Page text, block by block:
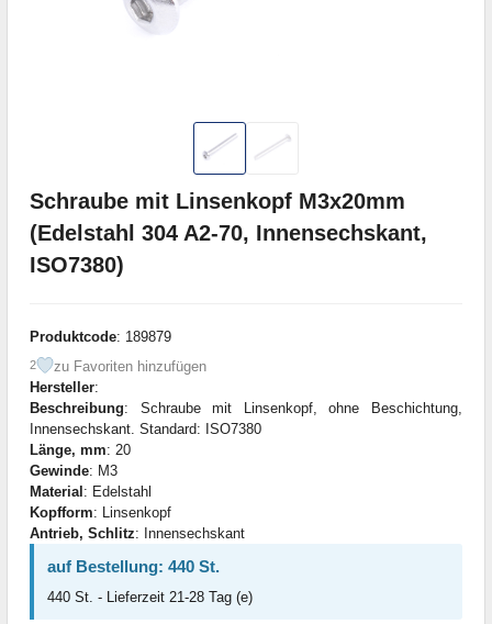
Schraube mit Linsenkopf M3x20mm
(Edelstahl 304 A2-70, Innensechskant,
ISO7380)
Produktcode: 189879
2
zu Favoriten hinzufügen
Hersteller:
Beschreibung: Schraube mit Linsenkopf, ohne Beschichtung,
Innensechskant. Standard: ISO7380
Länge, mm: 20
Gewinde: M3
Material: Edelstahl
Kopfform: Linsenkopf
Antrieb, Schlitz: Innensechskant
auf Bestellung: 440 St.
440 St. - Lieferzeit 21-28 Tag (e)